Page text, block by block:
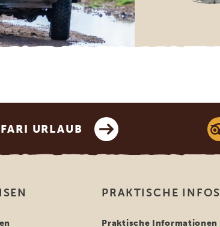
URLAUB
PRAKTISCHE INFOS
Praktische Informationen